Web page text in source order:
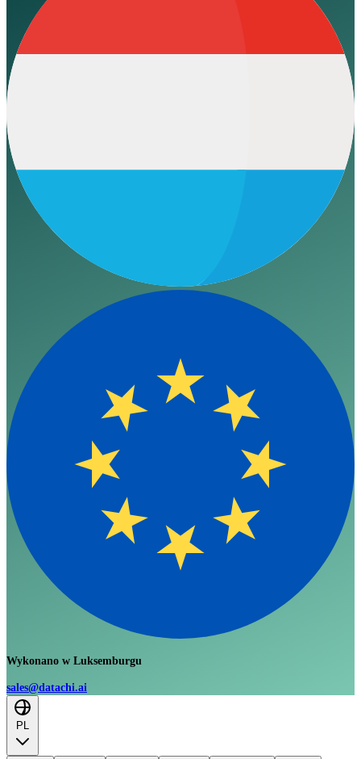
Wykonano w Luksemburgu
sales@datachi.ai
PL